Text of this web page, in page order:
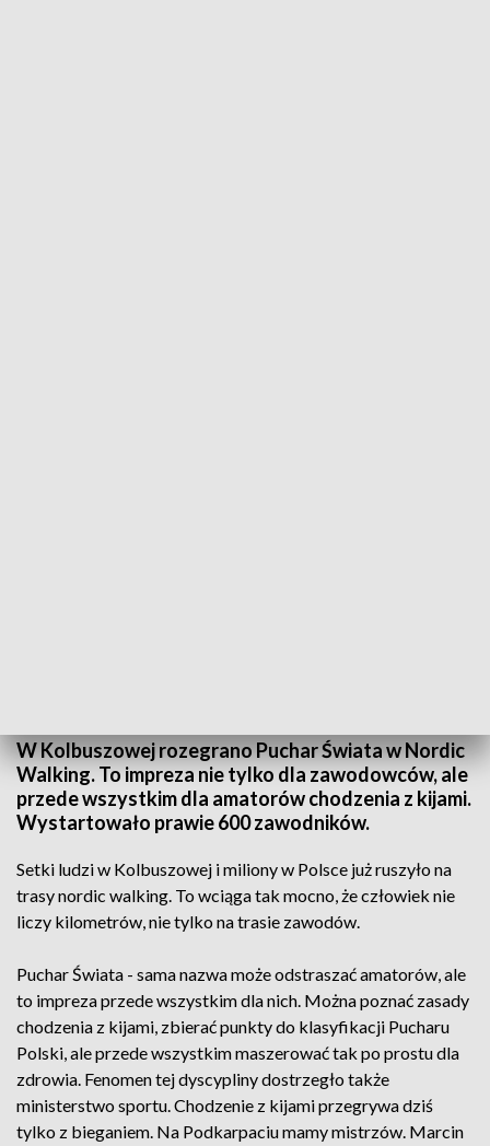
W Kolbuszowej rozegrano Puchar Świata w Nordic
Walking. To impreza nie tylko dla zawodowców, ale
przede wszystkim dla amatorów chodzenia z kijami.
Wystartowało prawie 600 zawodników.
Setki ludzi w Kolbuszowej i miliony w Polsce już ruszyło na
trasy nordic walking. To wciąga tak mocno, że człowiek nie
liczy kilometrów, nie tylko na trasie zawodów.
Puchar Świata - sama nazwa może odstraszać amatorów, ale
to impreza przede wszystkim dla nich. Można poznać zasady
chodzenia z kijami, zbierać punkty do klasyfikacji Pucharu
Polski, ale przede wszystkim maszerować tak po prostu dla
zdrowia. Fenomen tej dyscypliny dostrzegło także
ministerstwo sportu. Chodzenie z kijami przegrywa dziś
tylko z bieganiem. Na Podkarpaciu mamy mistrzów. Marcin